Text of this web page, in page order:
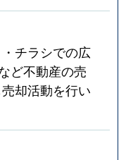
チラシでの広
ど不動産の売
却活動を行い